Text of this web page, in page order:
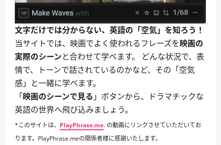
文字だけでは分からない、英語の「空気」を知ろう！
当サイトでは、映画でよく使われるフレーズを映画の
実際のシーンと合わせて学べます。 どんな状況で、表
情で、トーンで話されているのかなど、その「空気
感」と一緒に学べます。
「映画のシーンで見る 」ボタンから、ドラマチックな
英語の世界へ飛び込みましょう。
*このサイトは、 PlayPhrase.me. の動画にリンクさせていただいてお
ります。PlayPhrase.meの関係者様に感謝いたします。